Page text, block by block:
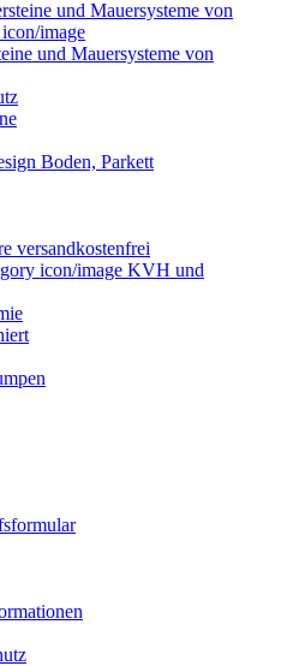
und Mauersysteme von
Boden, Parkett
versandkostenfrei
KVH und